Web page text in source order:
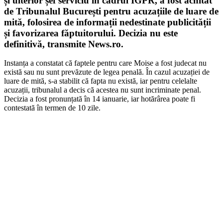
de Tribunalul București pentru acuzațiile de luare de
mită, folosirea de informații nedestinate publicității
și favorizarea făptuitorului. Decizia nu este
definitivă, transmite News.ro.
Instanța a constatat că faptele pentru care Moise a fost judecat nu
există sau nu sunt prevăzute de legea penală. În cazul acuzației de
luare de mită, s-a stabilit că fapta nu există, iar pentru celelalte
acuzații, tribunalul a decis că acestea nu sunt incriminate penal.
Decizia a fost pronunțată în 14 ianuarie, iar hotărârea poate fi
contestată în termen de 10 zile.